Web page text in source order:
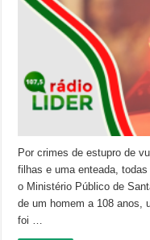
tortura
contra
e
Por crimes de estupro de
filhas e uma enteada,
o Ministério Público de
de um homem a 108 anos,
foi …